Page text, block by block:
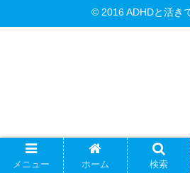
© 2016 ADHDと活き
メニュー ホーム 検索